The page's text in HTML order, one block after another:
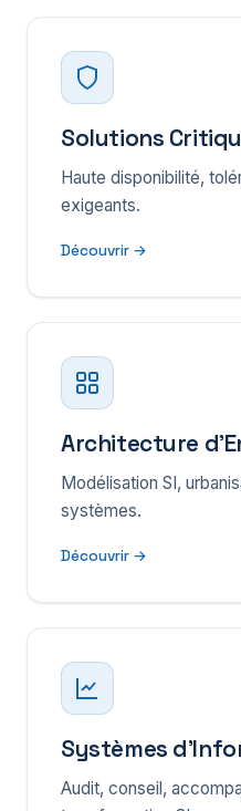
Solutions
Haute disponibilité,
exigeants.
Découvrir →
Architecture
Modélisation SI,
systèmes.
Découvrir →
Systèmes
Audit, conseil,